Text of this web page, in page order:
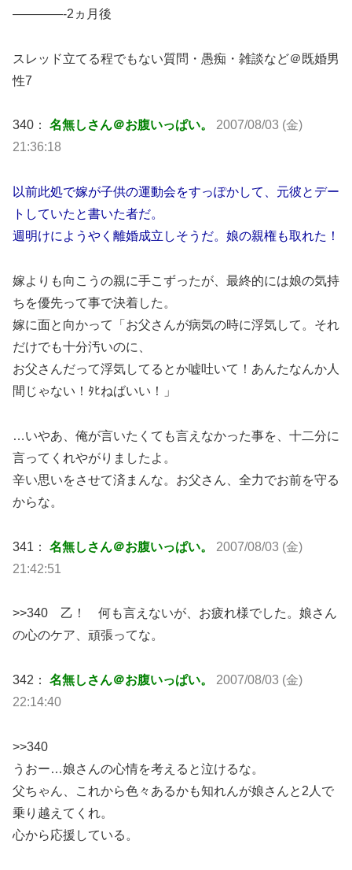
————-2ヵ月後
スレッド立てる程でもない質問・愚痴・雑談など＠既婚男
性7
340： 名無しさん＠お腹いっぱい。 2007/08/03 (金)
21:36:18
以前此処で嫁が子供の運動会をすっぽかして、元彼とデー
トしていたと書いた者だ。
週明けにようやく離婚成立しそうだ。娘の親権も取れた！
嫁よりも向こうの親に手こずったが、最終的には娘の気持
ちを優先って事で決着した。
嫁に面と向かって「お父さんが病気の時に浮気して。それ
だけでも十分汚いのに、
お父さんだって浮気してるとか嘘吐いて！あんたなんか人
間じゃない！ﾀﾋねばいい！」
…いやあ、俺が言いたくても言えなかった事を、十二分に
言ってくれやがりましたよ。
辛い思いをさせて済まんな。お父さん、全力でお前を守る
からな。
341： 名無しさん＠お腹いっぱい。 2007/08/03 (金)
21:42:51
>>340 乙！ 何も言えないが、お疲れ様でした。娘さん
の心のケア、頑張ってな。
342： 名無しさん＠お腹いっぱい。 2007/08/03 (金)
22:14:40
>>340
うおー…娘さんの心情を考えると泣けるな。
父ちゃん、これから色々あるかも知れんが娘さんと2人で
乗り越えてくれ。
心から応援している。